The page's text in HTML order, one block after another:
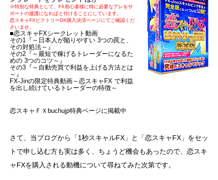
※特別な特典として、FX初心者様に特に必要なアレをサ
ポートの援護になればと付けることにしています。
恋スキャFXビクトリーDX購入決済ページにてご確認くだ
さいませ。
■恋スキャFXシークレット動画
その1『～日本人が陥りやすい 3つの罠と、
その対処法～』
その2『～最短で稼げるトレーダーになるた
めの 3つのコツ～』
その3『～自動売買で利益を上げる方法とは
～』
FX-Jinの限定特典動画～恋スキャFX で利益
を出し続けているトレーダーの特徴～
恋スキャＦＸbuchujp特典ページに掲載中
さて、当ブログから「1秒スキャルFX」と「恋スキャFX」をセッ
トで申し込む方も実は多く、ちょうど機会もあったので、恋スキ
ャFXを購入される動機について尋ねてみた次第です。